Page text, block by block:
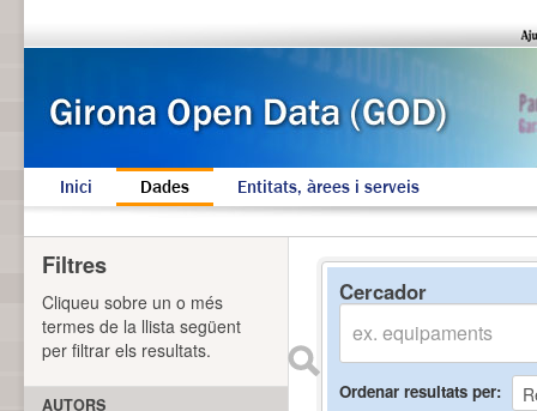
Inici Dades Entitats, àrees i serveis
Cercador
Ordenar resultats per
Filtres
Cliqueu sobre un o més
termes de la llista següent
per filtrar els resultats.
AUTORS